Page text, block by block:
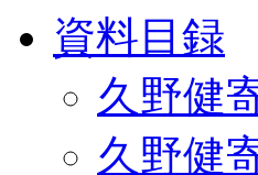
資料目録
久野健
久野健